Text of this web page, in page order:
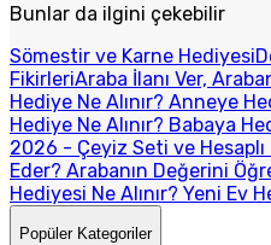
Bunlar da ilgini çekebilir
Sömestir ve Karne Hediyesi
FikirleriAraba İlanı Ver,
Hediye Ne Alınır? Anneye
Hediye Ne Alınır? Babaya
2026 - Çeyiz Seti ve
Eder? Arabanın Değerini
Hediyesi Ne Alınır? Yeni Ev
Popüler Kategoriler